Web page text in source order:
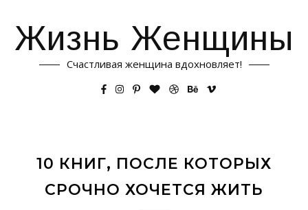
Жизнь Женщины
Счастливая женщина вдохновляет!
10 КНИГ, ПОСЛЕ КОТОРЫХ
СРОЧНО ХОЧЕТСЯ ЖИТЬ